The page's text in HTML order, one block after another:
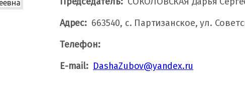
Адрес:663540, с. Партизанское, ул.
Телефон:
E-mail: DashaZubov@yandex.ru